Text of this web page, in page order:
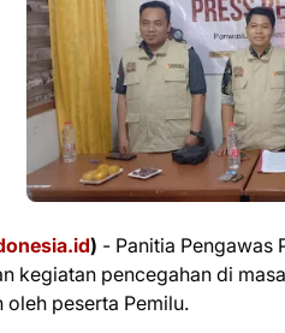
) - Panitia Pengawas
kegiatan pencegahan di
peserta Pemilu.